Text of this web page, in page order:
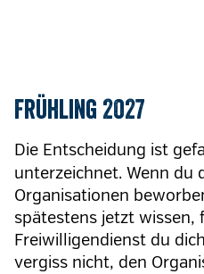
Frühling 2027
Die Entscheidung ist
unterzeichnet. Wenn du
Organisationen
spätestens jetzt wissen,
Freiwilligendienst du
vergiss nicht, den